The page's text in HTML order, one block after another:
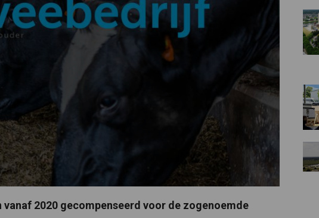
2020 gecompenseerd voor de zogenoemde